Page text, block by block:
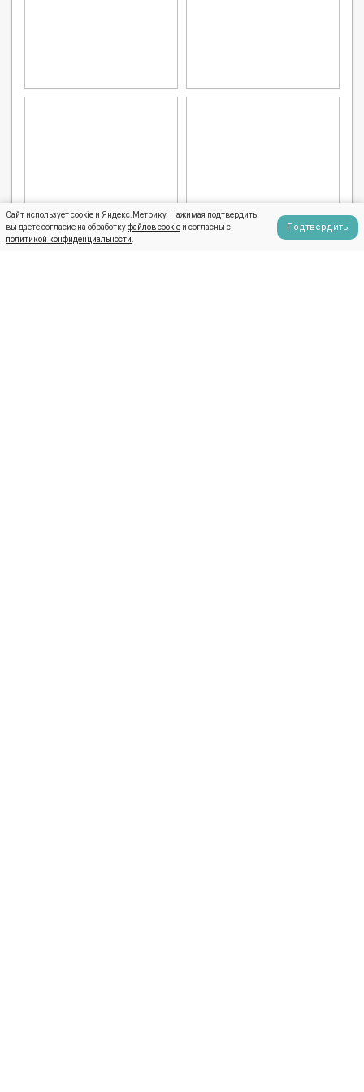
Сайт использует cookie и Яндекс.Метрику. Нажимая подтвердить,
вы даете согласие на обработкуфайлов cookie и согласны с
политикой конфиденциальности
Подтвердить